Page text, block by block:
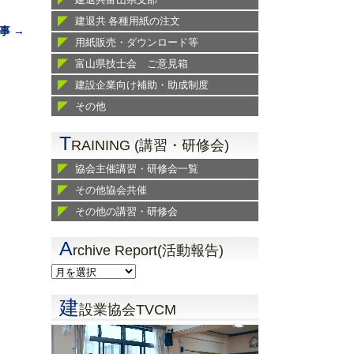
→
建退共 各種用紙の注文
用紙販売・ダウンロード等
富山県技士会 ご意見箱
建設企業向け補助・助成制度
その他
TRAINING (講習・研修会)
協会主催講習・研修会一覧
その他協会共催
その他の講習・研修会
Archive Report(活動報告)
建設業協会TVCM